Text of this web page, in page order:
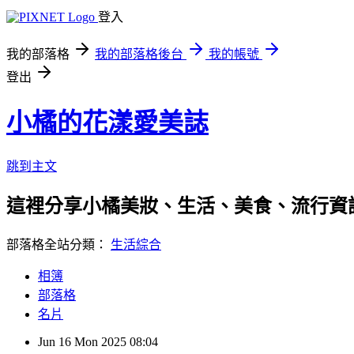
登入
我的部落格 我的部落格後台
我的帳號
登出
小橘的花漾愛美誌
跳到主文
這裡分享小橘美妝、生活、美食、流行資
部落格全站分類： 生活綜合
相簿
部落格
名片
Jun 16 Mon 2025 08:04